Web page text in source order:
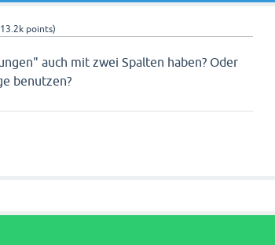
13.2k points)
auch mit zwei Spalten haben? Oder
benutzen?